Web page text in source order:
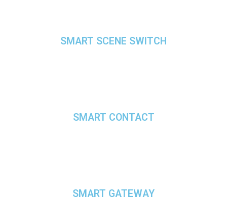
SMART SCENE SWITCH
SMART CONTACT
SMART GATEWAY